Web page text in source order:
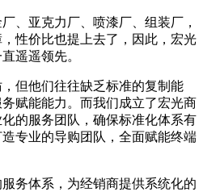
、亚克力厂、喷漆厂、组装厂，
性价比也提上去了，因此，宏光
遥遥领先。
但他们往往缺乏标准的复制能
赋能能力。而我们成立了宏光商
的服务团队，确保标准化体系有
专业的导购团队，全面赋能终端
务体系，为经销商提供系统化的